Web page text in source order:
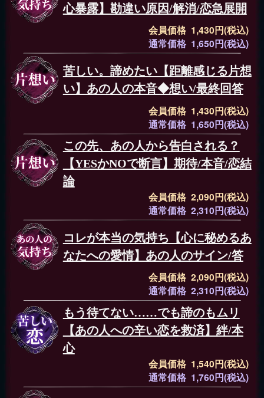
心暴露】勘違い原因/解消/恋急展開
会員価格 1,430円(税込)
通常価格 1,650円(税込)
苦しい。諦めたい【距離感じる片想
い】あの人の本音◆想い/最終回答
会員価格 1,430円(税込)
通常価格 1,650円(税込)
この先、あの人から告白される？
【YESかNOで断言】期待/本音/恋結
論
会員価格 2,090円(税込)
通常価格 2,310円(税込)
コレが本当の気持ち【心に秘めるあ
なたへの愛情】あの人のサイン/答
会員価格 2,090円(税込)
通常価格 2,310円(税込)
もう待てない……でも諦のもムリ
【あの人への辛い恋を救済】絆/本
心
会員価格 1,540円(税込)
通常価格 1,760円(税込)